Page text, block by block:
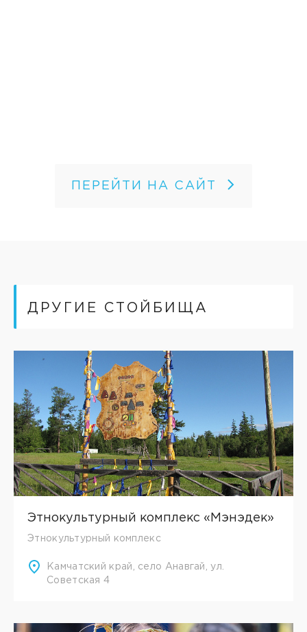
ПЕРЕЙТИ НА САЙТ
ДРУГИЕ СТОЙБИЩА
Этнокультурный комплекс «Мэнэдек»
Этнокультурный комплекс
Камчатский край, село Анавгай, ул.
Советская 4